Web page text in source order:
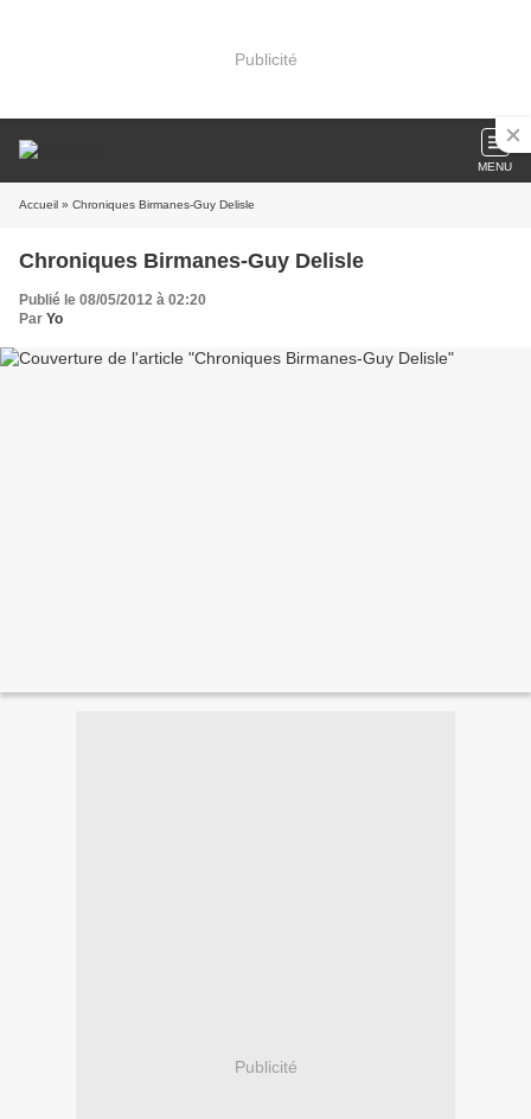
Publicité
MENU
Accueil » Chroniques Birmanes-Guy Delisle
Chroniques Birmanes-Guy Delisle
Publié le 08/05/2012 à 02:20
Par Yo
Publicité